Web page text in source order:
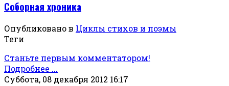
Соборная хроника
Опубликовано в Циклы стихов и поэмы
Теги
Станьте первым комментатором!
Подробнее ...
Суббота, 08 декабря 2012 16:17